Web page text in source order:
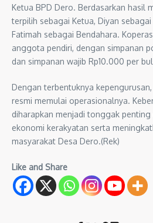
Ketua BPD Dero. Berdasarkan hasil
terpilih sebagai Ketua, Diyan
Fatimah sebagai Bendahara.
anggota pendiri, dengan simpanan
dan simpanan wajib Rp10.000 per
Dengan terbentuknya
resmi memulai operasionalnya.
diharapkan menjadi tonggak
ekonomi kerakyatan serta
masyarakat Desa Dero.(Rek)
Like and Share